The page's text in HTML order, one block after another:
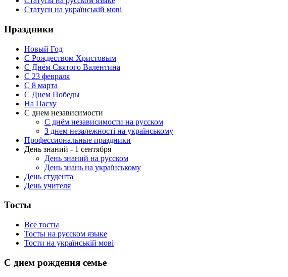
Статуси на українській мові
Праздники
Новый Год
С Рождеством Христовым
С Днём Святого Валентина
С 23 февраля
C 8 марта
С Днем Победы
На Пасху
С днем независимости
С днём независимости на русском
З днем незалежності на українському
Профессиональные праздники
День знаний - 1 сентября
День знаний на русском
День знань на українському
День студента
День учителя
Тосты
Все тосты
Тосты на русском языке
Тости на українській мові
С днем рождения семье